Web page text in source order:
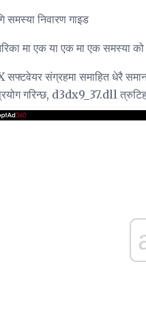
निवारण गाइड
मा एक या एक मा एक
संग्रहमा समाहित धेरै
गरिन्छ, d3dx9_37.dll